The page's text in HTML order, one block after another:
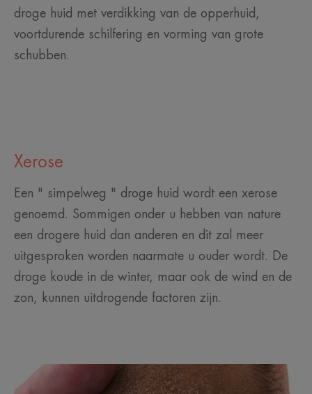
droge huid met verdikking van de opperhuid,
voortdurende schilfering en vorming van grote
schubben.
Xerose
Een " simpelweg " droge huid wordt een xerose
genoemd. Sommigen onder u hebben van nature
een drogere huid dan anderen en dit zal meer
uitgesproken worden naarmate u ouder wordt. De
droge koude in de winter, maar ook de wind en de
zon, kunnen uitdrogende factoren zijn.